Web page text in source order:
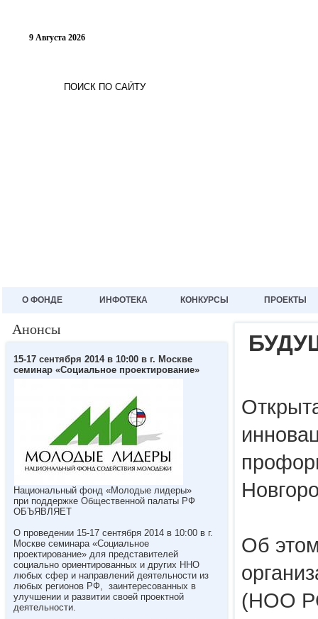
9 Августа 2026
О ФОНДЕ ИНФОТЕКА КОНКУРСЫ ПРОЕКТЫ
Анонсы
15-17 сентября 2014 в 10:00 в г. Москве
семинар «Социальное проектирование»
Национальный фонд «Молодые лидеры»
при поддержке Общественной палаты РФ
ОБЪЯВЛЯЕТ
О проведении 15-17 сентября 2014 в 10:00 в г.
Москве семинара «Социальное
проектирование» для представителей
социально ориентированных и других ННО
любых сфер и направлений деятельности из
любых регионов РФ, заинтересованных в
улучшении и развитии своей проектной
деятельности.
Об
(НОО